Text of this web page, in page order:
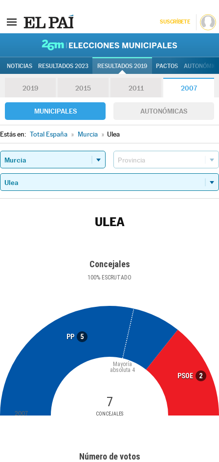
SUSCRÍBETE
NOTICIAS RESULTADOS 2023 RESULTADOS 2019 PACTOS
2019 2015 2011 2007
MUNICIPALES AUTONÓMICAS
Estás en: Total España » Murcia » Ulea
ULEA
Concejales
100% ESCRUTADO
PP 5
PSOE 2
7
CONCEJALES
Mayoría
absoluta 4
2007
Número de votos